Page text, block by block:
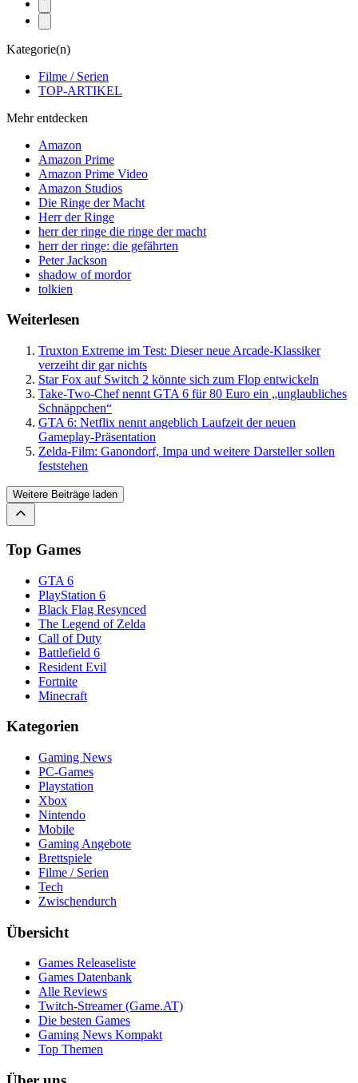
Kategorie(n)
Filme / Serien
TOP-ARTIKEL
Mehr entdecken
Amazon
Amazon Prime
Amazon Prime Video
Amazon Studios
Die Ringe der Macht
Herr der Ringe
herr der ringe die ringe der macht
herr der ringe: die gefährten
Peter Jackson
shadow of mordor
tolkien
Weiterlesen
Truxton Extreme im Test: Dieser neue Arcade-Klassiker
verzeiht dir gar nichts
Star Fox auf Switch 2 könnte sich zum Flop entwickeln
Take-Two-Chef nennt GTA 6 für 80 Euro ein „unglaubliches
Schnäppchen“
GTA 6: Netflix nennt angeblich Laufzeit der neuen
Gameplay-Präsentation
Zelda-Film: Ganondorf, Impa und weitere Darsteller sollen
feststehen
Weitere Beiträge laden
Top Games
GTA 6
PlayStation 6
Black Flag Resynced
The Legend of Zelda
Call of Duty
Battlefield 6
Resident Evil
Fortnite
Minecraft
Kategorien
Gaming News
PC-Games
Playstation
Xbox
Nintendo
Mobile
Gaming Angebote
Brettspiele
Filme / Serien
Tech
Zwischendurch
Übersicht
Games Releaseliste
Games Datenbank
Alle Reviews
Twitch-Streamer (Game.AT)
Die besten Games
Gaming News Kompakt
Top Themen